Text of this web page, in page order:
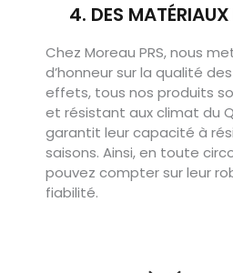
4. DES
Chez Moreau PRS, nous
d’honneur sur la qualité
effets, tous nos produits
et résistant aux climat du
garantit leur capacité à
saisons. Ainsi, en toute
pouvez compter sur leur
fiabilité.